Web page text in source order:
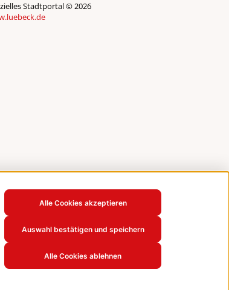
Alle Cookies akzeptieren
Auswahl bestätigen und speichern
Alle Cookies ablehnen
Stadtportal © 2026